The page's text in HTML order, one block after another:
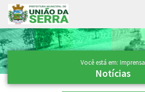
Ir para conteúdo principal
Conteúdo Principal
Você está em: Imprensa
Notícias